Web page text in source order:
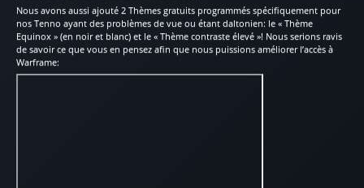
Nous avons aussi ajouté 2 Thèmes gratuits programmés spécifiquement pour
nos Tenno ayant des problèmes de vue ou étant daltonien: le « Thème
Equinox » (en noir et blanc) et le « Thème contraste élevé »! Nous serions ravis
de savoir ce que vous en pensez afin que nous puissions améliorer l’accès à
Warframe: